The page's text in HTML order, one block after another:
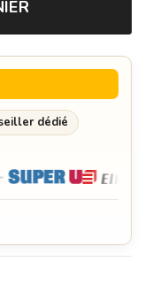
dédié